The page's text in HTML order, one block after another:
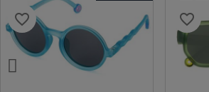
favorite_border favorite_border